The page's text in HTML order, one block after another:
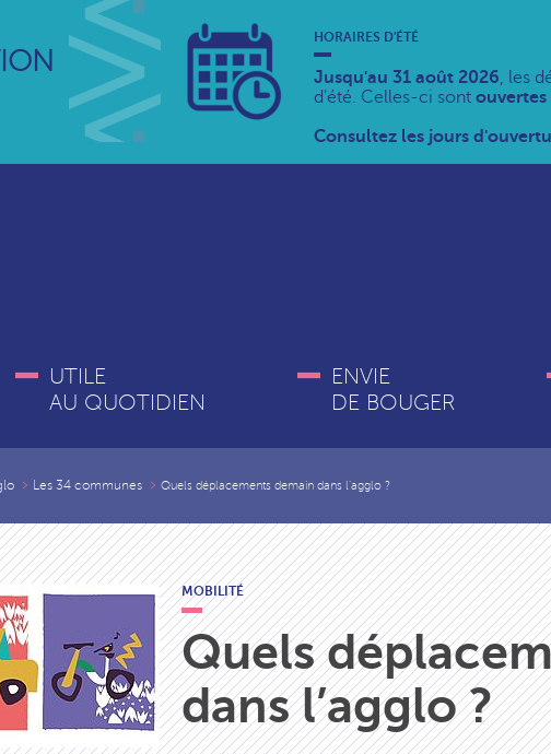
HORAIRES D'ÉTÉ
Jusqu'au 31 août 2026, les
d'été. Celles-ci sont ouvertes
Consultez les jours
UTILE
AU QUOTIDIEN
ENVIE
DE BOUGER
Les 34 communes Quels déplacements demain dans l’agglo ?
MOBILITÉ
Quels
dans l’agglo ?